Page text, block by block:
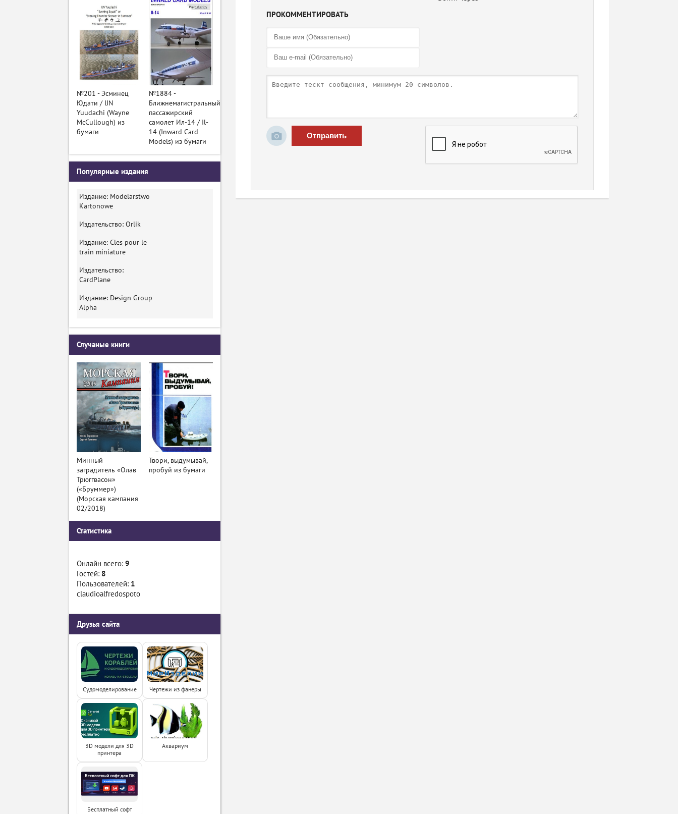
ПРОКОММЕНТИРОВАТЬ
Отправить
№201 - Эсминец
Юдати / IJN
Yuudachi (Wayne
McCullough) из
бумаги
№1884 -
Ближнемагистральный
пассажирский
самолет Ил-14 / Il-
14 (Inward Card
Models) из бумаги
Популярные издания
Издание: Modelarstwo
Kartonowe
Издательство: Orlik
Издание: Cles pour le
train miniature
Издательство:
CardPlane
Издание: Design Group
Alpha
Случаные книги
Минный
заградитель «Олав
Трюггвасон»
(«Бруммер»)
(Морская кампания
02/2018)
Твори, выдумывай,
пробуй из бумаги
Статистика
Онлайн всего: 9
Гостей: 8
Пользователей: 1
claudioalfredospoto
Друзья сайта
Судомоделирование Чертежи из фанеры
3D модели для 3D
принтера
Аквариум
Бесплатный софт